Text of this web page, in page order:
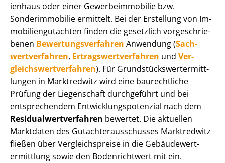
i­en­haus oder einer Ge­wer­be­im­mo­bi­lie bzw.
Sonderimmobilie ermittelt. Bei der Erstellung von Im­
mo­bi­li­en­gut­ach­ten finden die gesetzlich vor­ge­schrie­
be­nen Be­wer­tungs­ver­fah­ren Anwendung (Sach­
wert­ver­fah­ren, Er­trags­wert­ver­fah­ren und Ver­
gleichs­wert­ver­fah­ren). Für Grund­stücks­wert­ermitt­
lun­gen in Marktredwitz wird eine baurechtliche
Prüfung der Liegenschaft durchgeführt und bei
entsprechendem Ent­wick­lungs­po­ten­zi­al nach dem
Re­si­du­al­wert­ver­fah­ren bewertet. Die aktuellen
Marktdaten des Gut­ach­ter­aus­schus­ses Marktredwitz
fließen über Ver­gleichs­prei­se in die Ge­bäu­de­wert­
ermitt­lung sowie den Bodenrichtwert mit ein.